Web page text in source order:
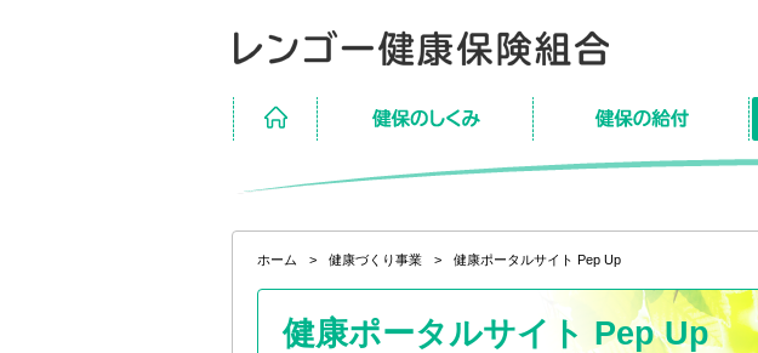
ホーム > 健康づくり事業 > 健康ポータルサイト Pep Up
健康ポータルサイト Pep Up